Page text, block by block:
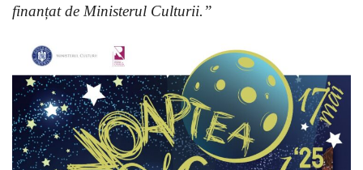
finanțat de Ministerul Culturii.”